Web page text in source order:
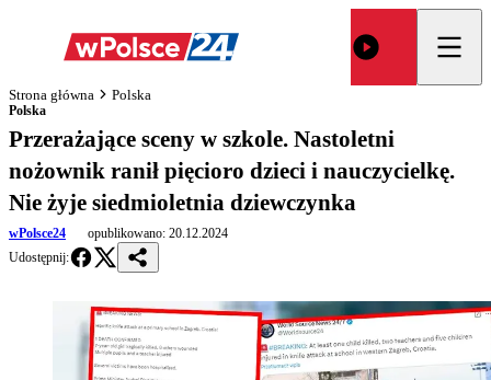
Strona główna Polska
Polska
Przerażające sceny w szkole. Nastoletni
nożownik ranił pięcioro dzieci i nauczycielkę.
Nie żyje siedmioletnia dziewczynka
wPolsce24 opublikowano: 20.12.2024
Udostępnij: